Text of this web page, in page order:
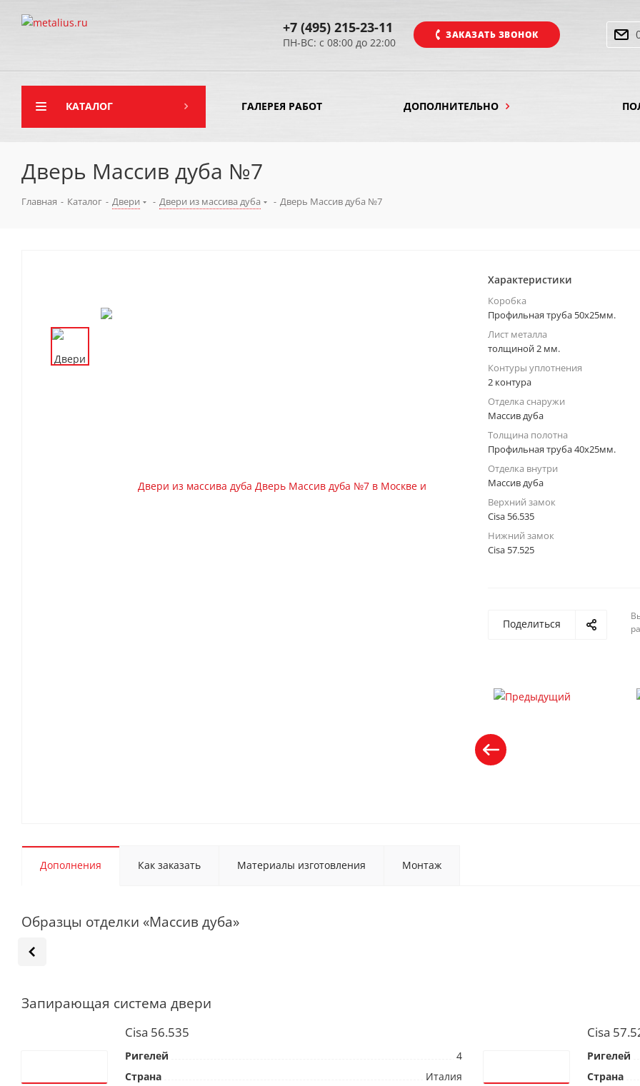
ЗАКАЗАТЬ ЗВОНОК
+7 (495) 215-23-11
ПН-ВС: с 08:00 до 22:00
КАТАЛОГ ГАЛЕРЕЯ РАБОТ ДОПОЛНИТЕЛЬНО
Дверь Массив дуба №7
Главная - Каталог - Двери - Двери из массива дуба - Дверь Массив дуба №7
Характеристики
Коробка
Профильная труба 50х25мм.
Лист металла
толщиной 2 мм.
Контуры уплотнения
2 контура
Отделка снаружи
Массив дуба
Толщина полотна
Профильная труба 40х25мм.
Отделка внутри
Массив дуба
Верхний замок
Cisa 56.535
Нижний замок
Cisa 57.525
Поделиться
Дополнения Как заказать Материалы изготовления Монтаж
Образцы отделки «Массив дуба»
Запирающая система двери
Cisa 56.535
Ригелей
4
Страна
Италия
Cisa
Ригелей
Страна